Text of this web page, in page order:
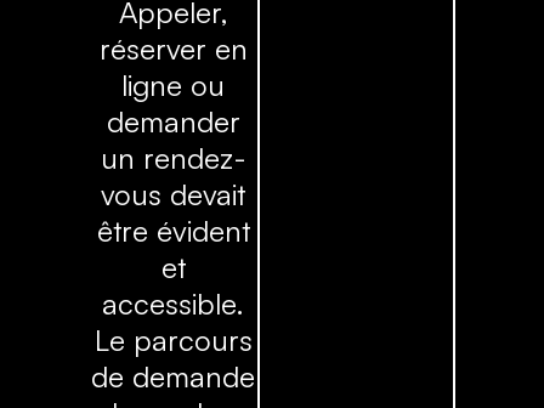
Appeler,
réserver en
ligne ou
demander
un rendez-
vous devait
être évident
et
accessible.
Le parcours
de demande